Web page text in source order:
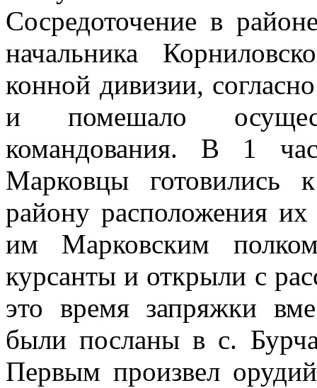
Сосредоточение в
начальника
конной дивизии,
и помешало
командования. В 1
Марковцы готовились
району расположения
им Марковским
курсанты и открыли с
это время запряжки
были посланы в с.
Первым произвел